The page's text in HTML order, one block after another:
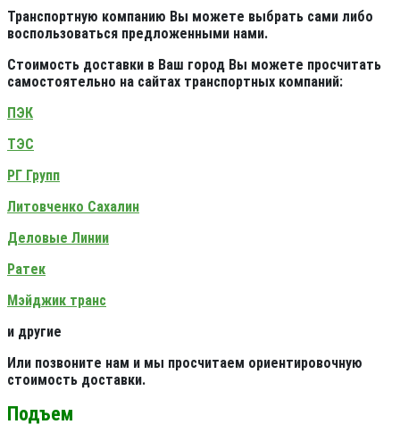
Транспортную компанию Вы можете выбрать сами либо
воспользоваться предложенными нами.
Стоимость доставки в Ваш город Вы можете просчитать
самостоятельно на сайтах транспортных компаний:
ПЭК
ТЭС
РГ Групп
Литовченко Сахалин
Деловые Линии
Ратек
Мэйджик транс
и другие
Или позвоните нам и мы просчитаем ориентировочную
стоимость доставки.
Подъем